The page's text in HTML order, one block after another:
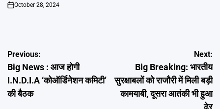
on
October 28, 2024
Post
navigation
Previous:
Big News : आज होगी
I.N.D.I.A ‘कोऑर्डिनेशन कमिटी’
की बैठक
Next:
Big Breaking: भारतीय
सुरक्षाबलों को राजौरी में मिली बड़ी
कामयाबी, दूसरा आतंकी भी हुआ
ढेर